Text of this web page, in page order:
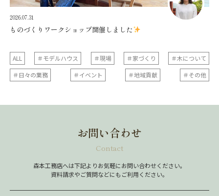
2026.07.31
ものづくりワークショップ開催しました
ALL ＃モデルハウス ＃現場 ＃家づくり
＃木について
＃日々の業務
＃イベント ＃地域貢献 ＃その他
お問い合わせ
Contact
森本工務店へは下記よりお気軽にお問い合わせください。
資料請求やご質問などにもご利用ください。